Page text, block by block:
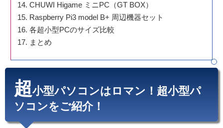
CHUWI Higame ミニPC（GT BOX）
Raspberry Pi3 model B+ 周辺機器セット
各超小型PCのサイズ比較
まとめ
超小型パソコンはロマン！超小型パ
ソコンをご紹介！